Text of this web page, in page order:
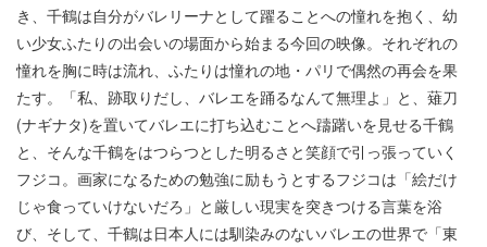
き、千鶴は自分がバレリーナとして躍ることへの憧れを抱く、幼
い少女ふたりの出会いの場面から始まる今回の映像。それぞれの
憧れを胸に時は流れ、ふたりは憧れの地・パリで偶然の再会を果
たす。「私、跡取りだし、バレエを踊るなんて無理よ」と、薙刀
(ナギナタ)を置いてバレエに打ち込むことへ躊躇いを見せる千鶴
と、そんな千鶴をはつらつとした明るさと笑顔で引っ張っていく
フジコ。画家になるための勉強に励もうとするフジコは「絵だけ
じゃ食っていけないだろ」と厳しい現実を突きつける言葉を浴
び、そして、千鶴は日本人には馴染みのないバレエの世界で「東